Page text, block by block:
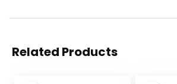
Related Products